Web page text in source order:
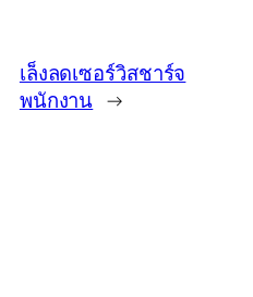
เล็งลดเซอร์วิสชาร์จ
พนักงาน →